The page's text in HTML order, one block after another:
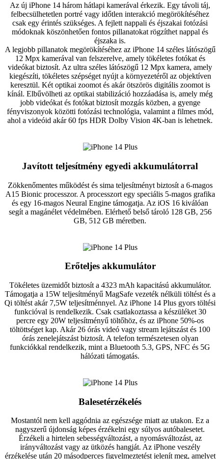
Az új iPhone 14 három hátlapi kamerával érkezik. Egy távoli táj,
felbecsülhetetlen portré vagy időtlen interakció megörökítéséhez
csak egy érintés szükséges. A fejlett nappali és éjszakai fotózási
módoknak köszönhetően fontos pillanatokat rögzíthet nappal és
éjszaka is.
A legjobb pillanatok megörökítéséhez az iPhone 14 széles látószögű
12 Mpx kamerával van felszerelve, amely tökéletes fotókat és
videókat biztosít. Az ultra széles látószögű 12 Mpx kamera, amely
kiegészíti, tökéletes szépséget nyújt a környezetéről az objektíven
keresztül. Két optikai zoomot és akár ötszörös digitális zoomot is
kínál. Elbűvölheti az optikai stabilizáció hozzáadása is, amely még
jobb videókat és fotókat biztosít mozgás közben, a gyenge
fényviszonyok közötti fotózási technológia, valamint a filmes mód,
ahol a videóid akár 60 fps HDR Dolby Vision 4K-ban is lehetnek.
Javított teljesítmény egyedi akkumulátorral
Zökkenőmentes működést és sima teljesítményt biztosít a 6-magos
A15 Bionic processzor. A processzort egy speciális 5-magos grafika
és egy 16-magos Neural Engine támogatja. Az iOS 16 kiválóan
segít a magánélet védelmében. Elérhető belső tároló 128 GB, 256
GB, 512 GB méretben.
Erőteljes akkumulátor
Tökéletes üzemidőt biztosít a 4323 mAh kapacitású akkumulátor.
Támogatja a 15W teljesítményű MagSafe vezeték nélküli töltést és a
Qi töltést akár 7,5W teljesítménnyel. Az iPhone 14 Plus gyors töltési
funkcióval is rendelkezik. Csak csatlakoztassa a készüléket 30
percre egy 20W teljesítményű töltőhöz, és az iPhone 50%-os
töltöttséget kap. Akár 26 órás videó vagy stream lejátszást és 100
órás zenelejátszást biztosít. A telefon természetesen olyan
funkciókkal rendelkezik, mint a Bluetooth 5.3, GPS, NFC és 5G
hálózati támogatás.
Balesetérzékelés
Mostantól nem kell aggódnia az egészsége miatt az utakon. Ez a
nagyszerű újdonság képes érzékelni egy súlyos autóbalesetet.
Érzékeli a hirtelen sebességváltozást, a nyomásváltozást, az
irányváltozást vagy az ütközés hangját. Az iPhone veszély
érzékelése után 20 másodperces figyelmeztetést jelenít meg, amelyet